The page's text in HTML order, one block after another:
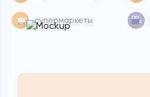
супермаркеты